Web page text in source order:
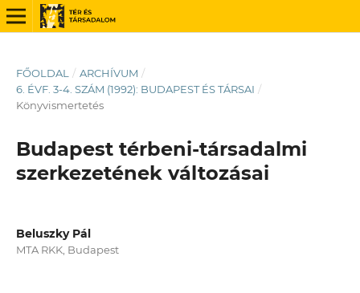
FŐOLDAL / ARCHÍVUM /
6. ÉVF. 3-4. SZÁM (1992): BUDAPEST ÉS TÁRSAI /
Könyvismertetés
Budapest térbeni-társadalmi
szerkezetének változásai
Beluszky Pál
MTA RKK, Budapest